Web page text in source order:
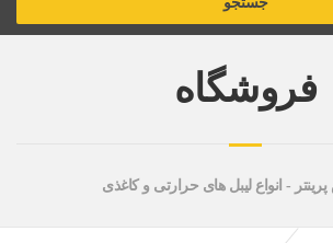
فروشگاه
- انواع لیبل های حرارتی و کاغذی